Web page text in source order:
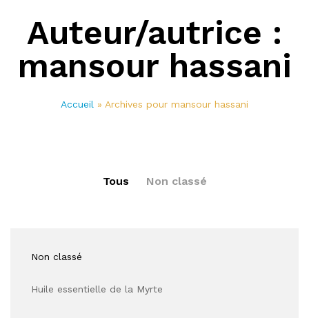
Auteur/autrice :
mansour hassani
Accueil » Archives pour mansour hassani
Tous Non classé
Non classé
Huile essentielle de la Myrte